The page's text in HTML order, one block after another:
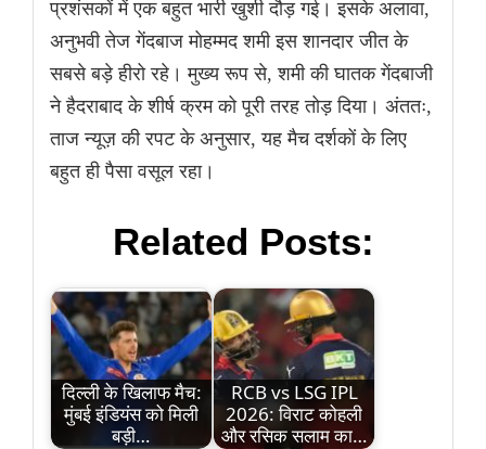
प्रशंसकों में एक बहुत भारी खुशी दौड़ गई। इसके अलावा,
अनुभवी तेज गेंदबाज मोहम्मद शमी इस शानदार जीत के
सबसे बड़े हीरो रहे। मुख्य रूप से, शमी की घातक गेंदबाजी
ने हैदराबाद के शीर्ष क्रम को पूरी तरह तोड़ दिया। अंततः,
ताज न्यूज़ की रपट के अनुसार, यह मैच दर्शकों के लिए
बहुत ही पैसा वसूल रहा।
Related Posts:
दिल्ली के खिलाफ मैच:
मुंबई इंडियंस को मिली
बड़ी…
RCB vs LSG IPL
2026: विराट कोहली
और रसिक सलाम का…